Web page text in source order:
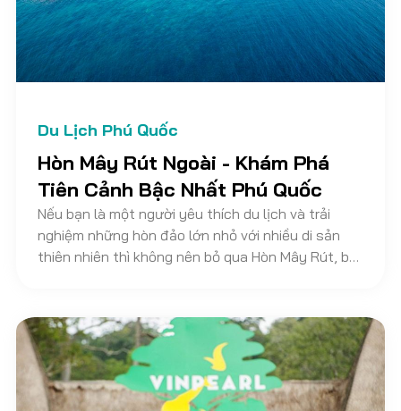
Du Lịch Phú Quốc
Hòn Mây Rút Ngoài - Khám Phá
Tiên Cảnh Bậc Nhất Phú Quốc
Nếu bạn là một người yêu thích du lịch và trải
nghiệm những hòn đảo lớn nhỏ với nhiều di sản
thiên nhiên thì không nên bỏ qua Hòn Mây Rút, bởi
Tại bài viết này, Vietnam Discovery Travel sẽ
review chi tiết đến bạn về điểm du lịch này nhé!